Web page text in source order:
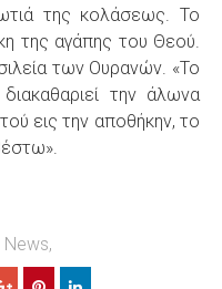
της κολάσεως. Το
της αγάπης του Θεού.
των Ουρανών. «Το
την άλωνα
εις την αποθήκην, το
News,